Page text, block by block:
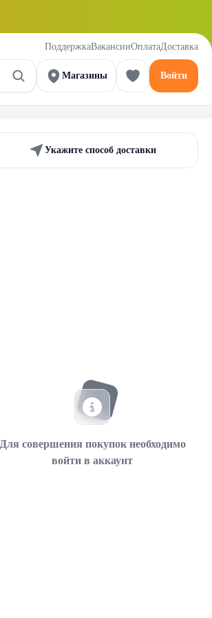
ПоддержкаВакансииОплатаДоставка
Магазины Войти
Укажите способ доставки
Для совершения покупок необходимо
войти в аккаунт